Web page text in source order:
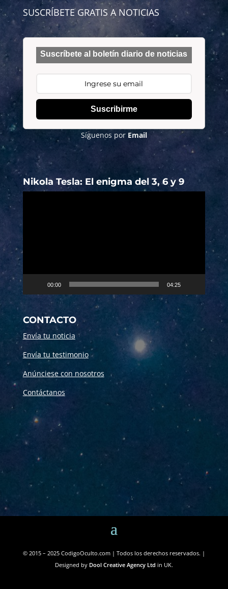
SUSCRÍBETE GRATIS A NOTICIAS
Suscríbete al boletín diario de noticias
Suscribirme
Síguenos por Email
Nikola Tesla: El enigma del 3, 6 y 9
00:00 04:25
CONTACTO
Envía tu noticia
Envía tu testimonio
Anúnciese con nosotros
Contáctanos
© 2015 – 2025 CodigoOculto.com | Todos los derechos reservados. |
Designed by Dool Creative Agency Ltd in UK.